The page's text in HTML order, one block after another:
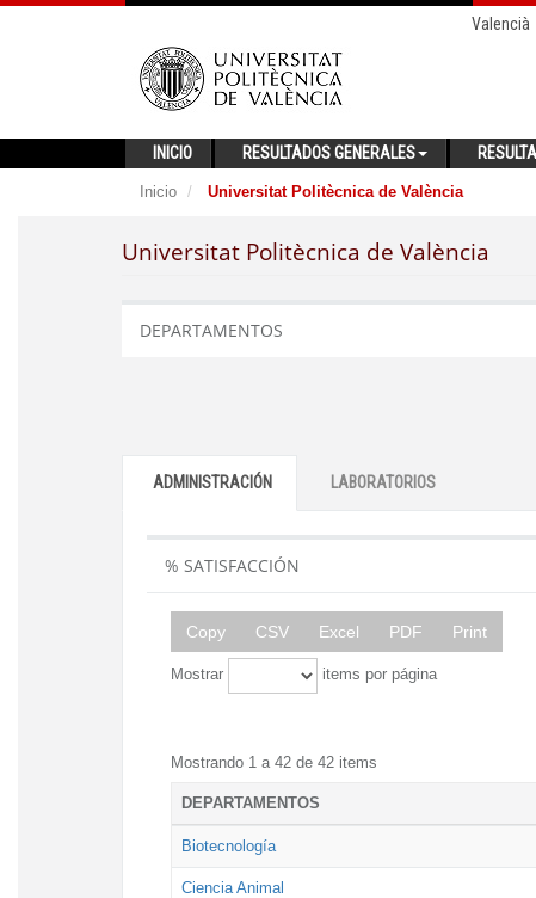
Valencià
INICIO RESULTADOS GENERALES
Inicio Universitat Politècnica de València
Universitat Politècnica de València
DEPARTAMENTOS
ADMINISTRACIÓN LABORATORIOS
% SATISFACCIÓN
Copy CSV Excel PDF Print
Mostrar items por página
Mostrando 1 a 42 de 42 items
DEPARTAMENTOS
Biotecnología
Ciencia Animal